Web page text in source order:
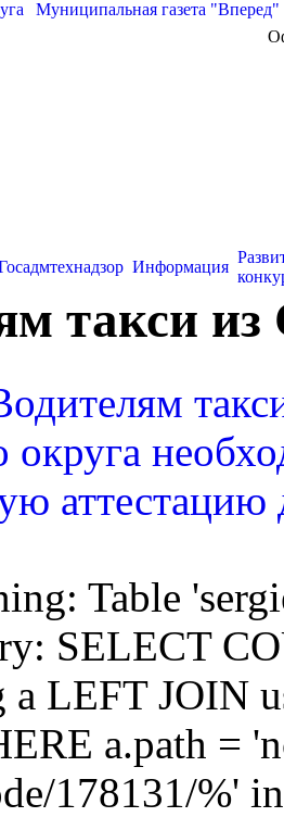
Муниципальная газета "Вперед"
Информация
такси из
округа
аттестацию
Table
SELECT
a LEFT JOIN
a.path =
178131/%' in